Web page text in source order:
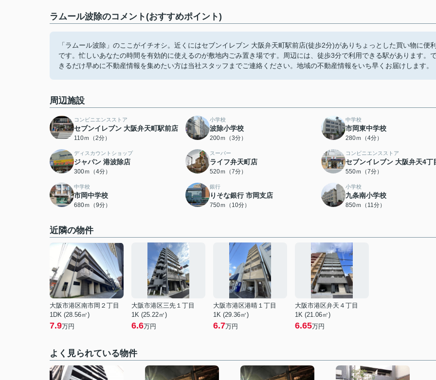
ラムール波除のコメント(おすすめポイント)
「ラムール波除」のここがイチオシ。近くにはセブンイレブン 大阪弁天町駅前店(徒歩2分)がありちょっとした買い物に便
です。忙しいあなたの時間を有効的に使えるのが敷地内ごみ置き場です。周辺には、徒歩3分で利用できる駅があります。
きるだけ早めに不動産情報を集めたい方は当社スタッフまでご連絡ください。地域の不動産情報をいち早くお届けします。
周辺施設
コンビニエンスストア
セブンイレブン 大阪弁天町駅前店
110ｍ（2分）
小学校
波除小学校
200ｍ（3分）
中学校
市岡東中学校
280ｍ（4分）
ディスカウントショップ
ジャパン 港波除店
300ｍ（4分）
スーパー
ライフ弁天町店
520ｍ（7分）
コンビニエンスストア
セブンイレブン 大阪弁天4丁
550ｍ（7分）
中学校
市岡中学校
680ｍ（9分）
銀行
りそな銀行 市岡支店
750ｍ（10分）
小学校
九条南小学校
850ｍ（11分）
近隣の物件
大阪市港区南市岡２丁目
1DK (28.56㎡)
7.9万円
大阪市港区三先１丁目
1K (25.22㎡)
6.6万円
大阪市港区港晴１丁目
1K (29.36㎡)
6.7万円
大阪市港区弁天４丁目
1K (21.06㎡)
6.65万円
よく見られている物件